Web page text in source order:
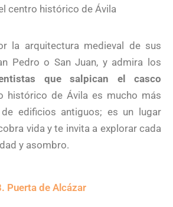
centro histórico de Ávila
la arquitectura medieval de sus
Pedro o San Juan, y admira los
que salpican el casco
histórico de Ávila es mucho más
edificios antiguos; es un lugar
vida y te invita a explorar cada
y asombro.
Puerta de Alcázar